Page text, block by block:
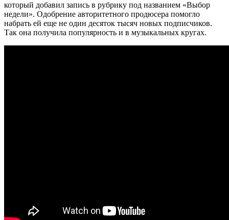
который добавил запись в рубрику под названием «Выбор
недели». Одобрение авторитетного продюсера помогло
набрать ей еще не один десяток тысяч новых подписчиков.
Так она получила популярность и в музыкальных кругах.